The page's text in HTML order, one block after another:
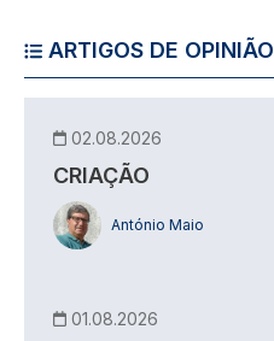
ARTIGOS DE OPINIÃO
02.08.2026
CRIAÇÃO
António Maio
01.08.2026